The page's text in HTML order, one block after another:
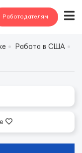
Работодателям
Работа в США